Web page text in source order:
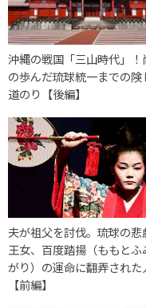
沖縄の戦国「三山時代」！
の歩んだ琉球統一までの険
道のり【後編】
夫が祖父を討伐。琉球の悲
王女、百度踏揚（ももとふ
がり）の運命に翻弄された
【前編】